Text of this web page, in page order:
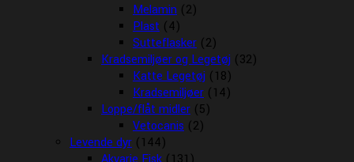
Melamin (2)
Plast (4)
Sutteflasker (2)
Kradsemiljøer og Legetøj (32)
Katte Legetøj (18)
Kradsemiljøer (14)
Loppe/flåt midler (5)
Vetocanis (2)
Levende dyr (144)